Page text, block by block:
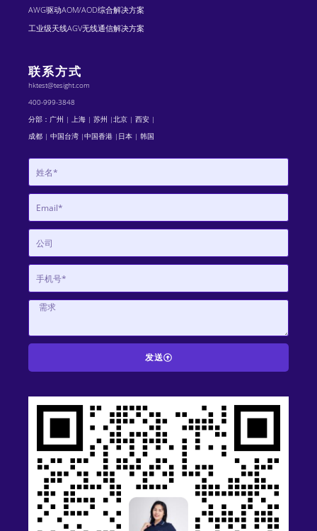
AWG驱动AOM/AOD综合解决方案
工业级天线AGV无线通信解决方案
联系方式
hktest@tesight.com
400-999-3848
分部：广州 | 上海 | 苏州 |北京 | 西安 |
成都 | 中国台湾 |中国香港 |日本 | 韩国
发送